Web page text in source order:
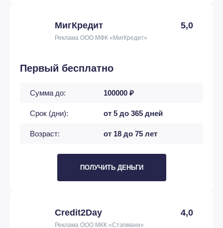
МигКредит 5,0
Реклама ООО МФК «МигКредит»
Первый бесплатно
Сумма до: 100000 ₽
Срок (дни): от 5 до 365 дней
Возраст: от 18 до 75 лет
ПОЛУЧИТЬ ДЕНЬГИ
Credit2Day 4,0
Реклама ООО МКК «Стэпмани»